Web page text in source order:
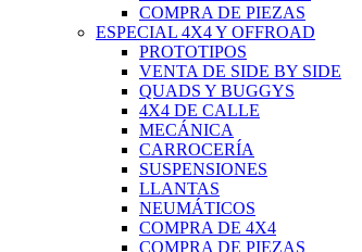
COMPRA DE PIEZAS
ESPECIAL 4X4 Y OFFROAD
PROTOTIPOS
VENTA DE SIDE BY SIDE
QUADS Y BUGGYS
4X4 DE CALLE
MECÁNICA
CARROCERÍA
SUSPENSIONES
LLANTAS
NEUMÁTICOS
COMPRA DE 4X4
COMPRA DE PIEZAS